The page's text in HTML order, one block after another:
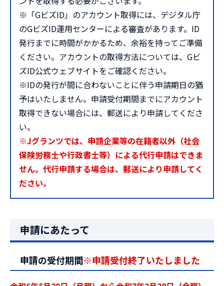
※「GビズID」のアカウント取得には、デジタル庁
のGビズID運用センターによる審査があります。ID
発行までに時間がかかるため、余裕を持ってご準備
ください。アカウントの取得方法については、Gビ
ズID公式ウェブサイトをご確認ください。
※IDの発行が間に合わないことに伴う申請期日の猶
予はいたしません。申請受付期間までにアカウント
取得できない場合には、郵送により申請してくださ
い。
※Jグランツでは、申請企業等の在籍者以外（社会
保険労務士や行政書士等）による代行申請はできま
せん。代行申請する場合は、郵送により申請してく
ださい。
申請にあたって
申請の受付期間※申請受付終了いたしました